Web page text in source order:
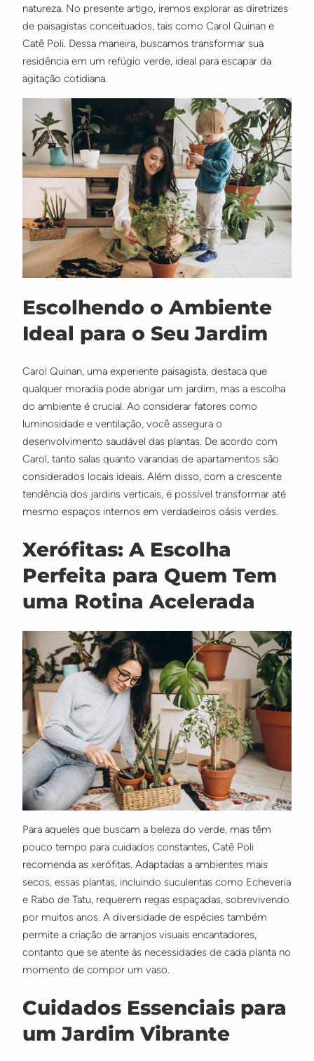
natureza. No presente artigo, iremos explorar as diretrizes
de paisagistas conceituados, tais como Carol Quinan e
Catê Poli. Dessa maneira, buscamos transformar sua
residência em um refúgio verde, ideal para escapar da
agitação cotidiana.
Escolhendo o Ambiente
Ideal para o Seu Jardim
Carol Quinan, uma experiente paisagista, destaca que
qualquer moradia pode abrigar um jardim, mas a escolha
do ambiente é crucial. Ao considerar fatores como
luminosidade e ventilação, você assegura o
desenvolvimento saudável das plantas. De acordo com
Carol, tanto salas quanto varandas de apartamentos são
considerados locais ideais. Além disso, com a crescente
tendência dos jardins verticais, é possível transformar até
mesmo espaços internos em verdadeiros oásis verdes.
Xerófitas: A Escolha
Perfeita para Quem Tem
uma Rotina Acelerada
Para aqueles que buscam a beleza do verde, mas têm
pouco tempo para cuidados constantes, Catê Poli
recomenda as xerófitas. Adaptadas a ambientes mais
secos, essas plantas, incluindo suculentas como Echeveria
e Rabo de Tatu, requerem regas espaçadas, sobrevivendo
por muitos anos. A diversidade de espécies também
permite a criação de arranjos visuais encantadores,
contanto que se atente às necessidades de cada planta no
momento de compor um vaso.
Cuidados Essenciais para
um Jardim Vibrante